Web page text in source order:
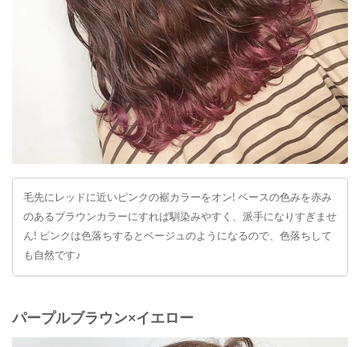
毛先にレッドに近いピンクの裾カラーをオン! ベースの色みを赤み
のあるブラウンカラーにすれば馴染みやすく、派手になりすぎませ
ん! ピンクは色落ちするとベージュのようになるので、色落ちして
も自然です♪
パープルブラウン×イエロー